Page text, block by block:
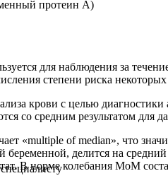
протеин А)
для наблюдения за
степени риска
крови с целью
со средним результатом
«multiple of median», что
делится на
В норме колебания МоМ